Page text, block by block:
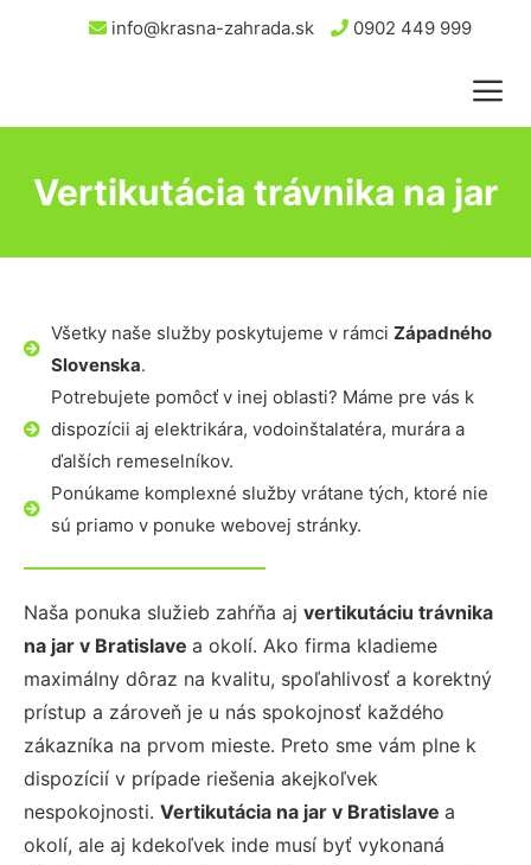
info@krasna-zahrada.sk 0902 449 999
Vertikutácia trávnika na jar
Všetky naše služby poskytujeme v rámci Západného
Slovenska.
Potrebujete pomôcť v inej oblasti? Máme pre vás k
dispozícii aj elektrikára, vodoinštalatéra, murára a
ďalších remeselníkov.
Ponúkame komplexné služby vrátane tých, ktoré nie
sú priamo v ponuke webovej stránky.
Naša ponuka služieb zahŕňa aj vertikutáciu trávnika
na jar v Bratislave a okolí. Ako firma kladieme
maximálny dôraz na kvalitu, spoľahlivosť a korektný
prístup a zároveň je u nás spokojnosť každého
zákazníka na prvom mieste. Preto sme vám plne k
dispozícií v prípade riešenia akejkoľvek
nespokojnosti. Vertikutácia na jar v Bratislave a
okolí, ale aj kdekoľvek inde musí byť vykonaná